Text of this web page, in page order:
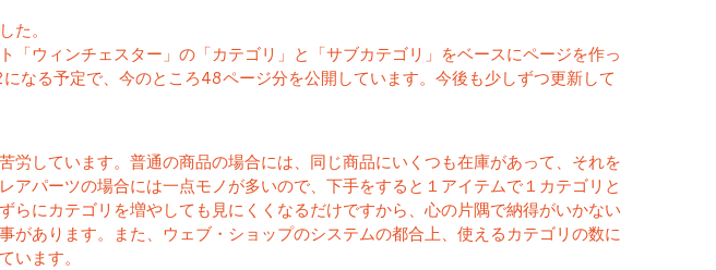
た。
「ウィンチェスター」の「カテゴリ」と「サブカテゴリ」をベースにページを作っ
なる予定で、今のところ48ページ分を公開しています。今後も少しずつ更新して
労しています。普通の商品の場合には、同じ商品にいくつも在庫があって、それを
アパーツの場合には一点モノが多いので、下手をすると１アイテムで１カテゴリと
らにカテゴリを増やしても見にくくなるだけですから、心の片隅で納得がいかない
があります。また、ウェブ・ショップのシステムの都合上、使えるカテゴリの数に
います。